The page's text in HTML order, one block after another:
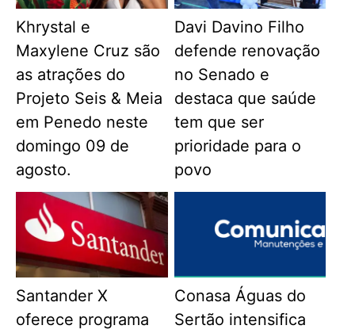
Khrystal e
Maxylene Cruz são
as atrações do
Projeto Seis & Meia
em Penedo neste
domingo 09 de
agosto.
Davi Davino Filho
defende renovação
no Senado e
destaca que saúde
tem que ser
prioridade para o
povo
Santander X
oferece programa
Conasa Águas do
Sertão intensifica